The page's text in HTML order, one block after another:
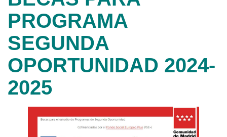
PROGRAMA
SEGUNDA
OPORTUNIDAD 2024-
2025